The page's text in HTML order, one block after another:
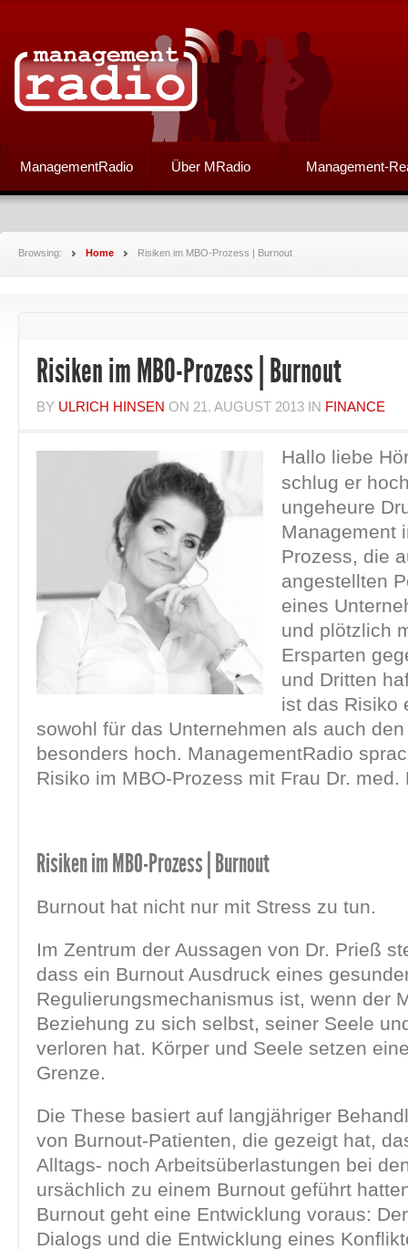
ManagementRadio Über MRadio Management-
Browsing: Home Risiken im MBO-Prozess | Burnout
Risiken im MBO-Prozess | Burnout
BY ULRICH HINSEN ON 21. AUGUST 2013 IN FINANCE
Hallo liebe
schlug er
ungeheure
Management
Prozess, die
angestellten
eines
und plötzlich
Ersparten
und Dritten
ist das Risiko
sowohl für das Unternehmen als auch
besonders hoch. ManagementRadio
Risiko im MBO-Prozess mit Frau Dr. med.
Risiken im MBO-Prozess | Burnout
Burnout hat nicht nur mit Stress zu tun.
Im Zentrum der Aussagen von Dr. Prieß
dass ein Burnout Ausdruck eines
Regulierungsmechanismus ist, wenn der
Beziehung zu sich selbst, seiner Seele
verloren hat. Körper und Seele setzen
Grenze.
Die These basiert auf langjähriger
von Burnout-Patienten, die gezeigt hat,
Alltags- noch Arbeitsüberlastungen bei
ursächlich zu einem Burnout geführt
Burnout geht eine Entwicklung voraus:
Dialogs und die Entwicklung eines